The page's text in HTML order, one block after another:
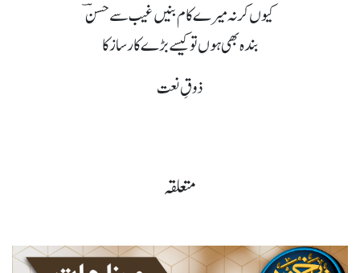
کیوں کر نہ میرے کام بنیں غیب سے حسنؔ
بندہ بھی ہوں تو کیسے بڑے کار ساز کا
ذوقِ نعت
متعلقہ